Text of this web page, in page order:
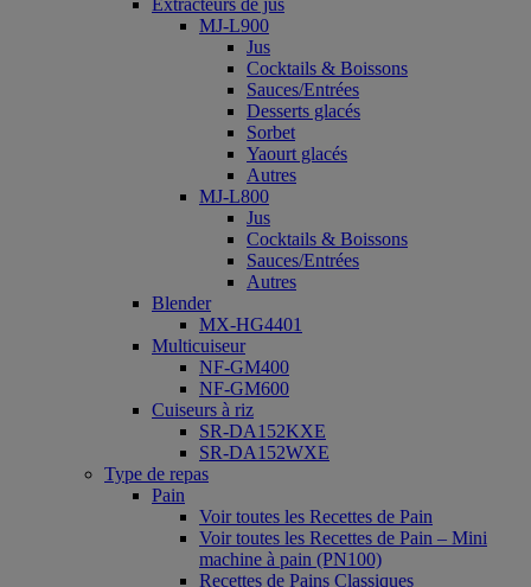
Extracteurs de jus
MJ-L900
Jus
Cocktails & Boissons
Sauces/Entrées
Desserts glacés
Sorbet
Yaourt glacés
Autres
MJ-L800
Jus
Cocktails & Boissons
Sauces/Entrées
Autres
Blender
MX-HG4401
Multicuiseur
NF-GM400
NF-GM600
Cuiseurs à riz
SR-DA152KXE
SR-DA152WXE
Type de repas
Pain
Voir toutes les Recettes de Pain
Voir toutes les Recettes de Pain – Mini
machine à pain (PN100)
Recettes de Pains Classiques